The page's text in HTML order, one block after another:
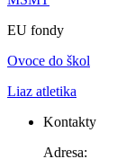
EU fondy
Ovoce do škol
Liaz atletika
Kontakty
Adresa: